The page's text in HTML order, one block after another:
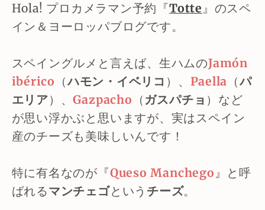
Hola! プロカメラマン予約『Totte』のスペ
イン＆ヨーロッパブログです。
スペイングルメと言えば、生ハムのJamón
ibérico （ハモン・イベリコ ）、 Paella （パ
エリア）、Gazpacho （ ガスパチョ ）など
が思い浮かぶと思いますが、実はスペイン
産のチーズも美味しいんです！
特に有名なのが『Queso Manchego』と呼
ばれるマンチェゴという チーズ。